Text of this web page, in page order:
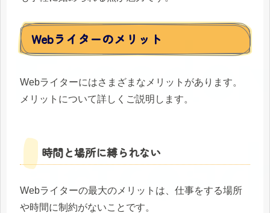
Webライターのメリット
Webライターにはさまざまなメリットがあります。
メリットについて詳しくご説明します。
時間と場所に縛られない
Webライターの最大のメリットは、仕事をする場所
や時間に制約がないことです。